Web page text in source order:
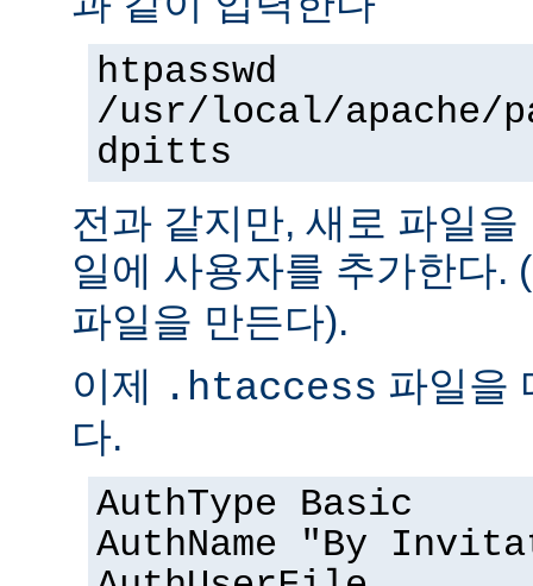
htpasswd
/usr/local/apache/
dpitts
전과 같지만, 새로 파일
일에 사용자를 추가한다. (
파일을 만든다).
이제 .htaccess 파일을
다.
AuthType Basic
AuthName "By